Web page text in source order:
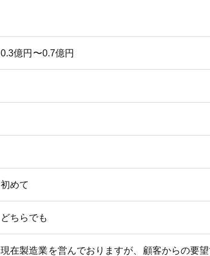
0.3億円〜0.7億円
初めて
どちらでも
現在製造業を営んでおりますが、顧客からの要